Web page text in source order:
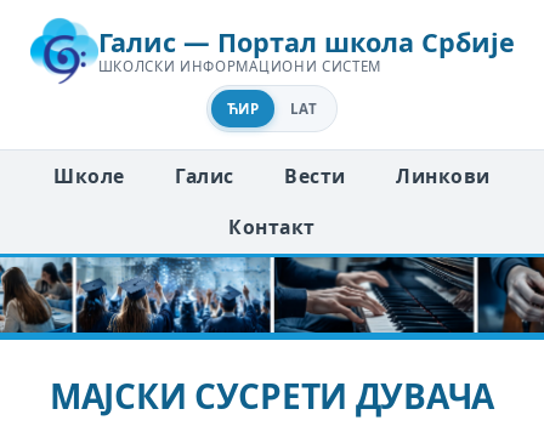
Галис — Портал школа Србије
ШКОЛСКИ ИНФОРМАЦИОНИ СИСТЕМ
ЋИР LAT
Школе Галис Вести
Линкови
Контакт
МАЈСКИ СУСРЕТИ ДУВАЧА